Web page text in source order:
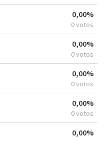
0,00%
0 votos
0,00%
0 votos
0,00%
0 votos
0,00%
0 votos
0,00%